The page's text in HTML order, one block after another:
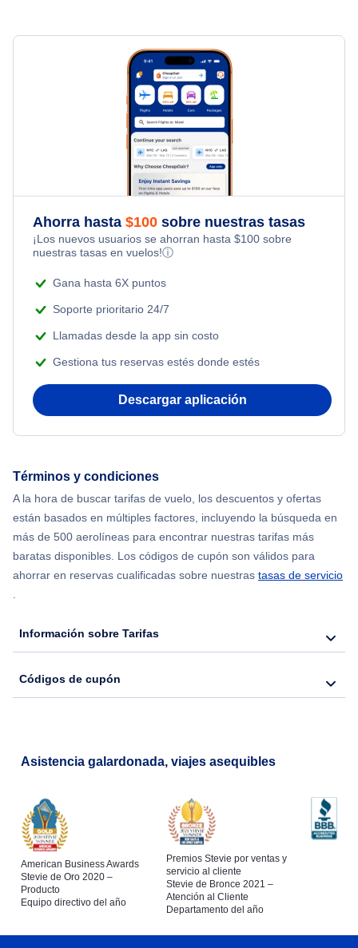
Vuelos de Casper a Ontario
Vuelos de Casper a Orlando
Vuelos de Casper a San Diego
Ahorra hasta $100 sobre nuestras tasas
¡Los nuevos usuarios se ahorran hasta $100 sobre
nuestras tasas en vuelos!ⓘ
Gana hasta 6X puntos
Soporte prioritario 24/7
Llamadas desde la app sin costo
Gestiona tus reservas estés donde estés
Descargar aplicación
Términos y condiciones
A la hora de buscar tarifas de vuelo, los descuentos y ofertas
están basados en múltiples factores, incluyendo la búsqueda en
más de 500 aerolíneas para encontrar nuestras tarifas más
baratas disponibles. Los códigos de cupón son válidos para
ahorrar en reservas cualificadas sobre nuestras tasas de servicio
.
Información sobre Tarifas
Códigos de cupón
Asistencia galardonada, viajes asequibles
American Business Awards
Stevie de Oro 2020 –
Producto
Equipo directivo del año
Premios Stevie por ventas y
servicio al cliente
Stevie de Bronce 2021 –
Atención al Cliente
Departamento del año